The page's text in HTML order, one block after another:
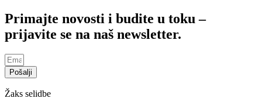
Primajte novosti i budite u toku –
prijavite se na naš newsletter.
Pošalji
Žaks selidbe